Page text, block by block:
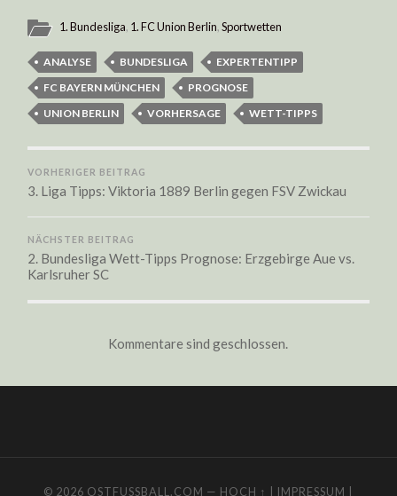
1. Bundesliga, 1. FC Union Berlin,Sportwetten
ANALYSE BUNDESLIGA
EXPERTENTIPP
FC BAYERN MÜNCHEN
PROGNOSE
UNION BERLIN
VORHERSAGE WETT-TIPPS
VORHERIGER BEITRAG
3. Liga Tipps: Viktoria 1889 Berlin gegen FSV Zwickau
NÄCHSTER BEITRAG
2. Bundesliga Wett-Tipps Prognose: Erzgebirge Aue vs.
Karlsruher SC
Kommentare sind geschlossen.
© 2026 OSTFUSSBALL.COM — HOCH ↑ IMPRESSUM